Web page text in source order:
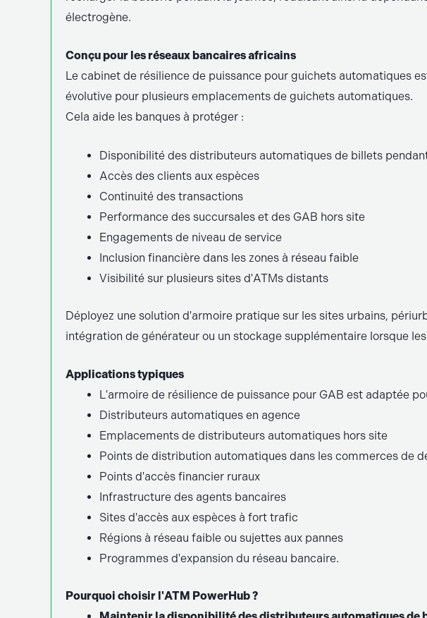
électrogène.
Conçu pour les réseaux bancaires africains
Le cabinet de résilience de puissance pour guichets automatiques
évolutive pour plusieurs emplacements de guichets automatiques.
Cela aide les banques à protéger :
Disponibilité des distributeurs automatiques de billets
Accès des clients aux espèces
Continuité des transactions
Performance des succursales et des GAB hors site
Engagements de niveau de service
Inclusion financière dans les zones à réseau faible
Visibilité sur plusieurs sites d'ATMs distants
Déployez une solution d'armoire pratique sur les sites urbains,
intégration de générateur ou un stockage supplémentaire lorsque
Applications typiques
L'armoire de résilience de puissance pour GAB est adaptée
Distributeurs automatiques en agence
Emplacements de distributeurs automatiques hors site
Points de distribution automatiques dans les commerces de
Points d'accès financier ruraux
Infrastructure des agents bancaires
Sites d'accès aux espèces à fort trafic
Régions à réseau faible ou sujettes aux pannes
Programmes d'expansion du réseau bancaire.
Pourquoi choisir l'ATM PowerHub ?